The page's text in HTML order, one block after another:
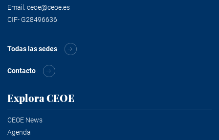
Email. ceoe@ceoe.es
CIF- G28496636
Todas las sedes
Contacto
Explora CEOE
CEOE News
Agenda